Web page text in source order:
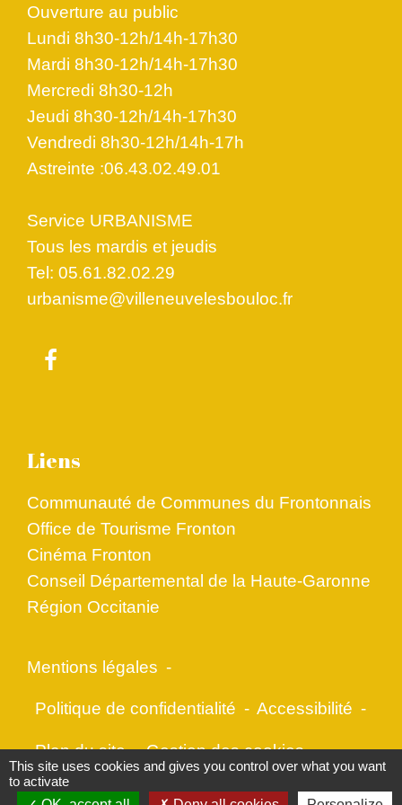
Ouverture au public
Lundi 8h30-12h/14h-17h30
Mardi 8h30-12h/14h-17h30
Mercredi 8h30-12h
Jeudi 8h30-12h/14h-17h30
Vendredi 8h30-12h/14h-17h
Astreinte :06.43.02.49.01
Service URBANISME
Tous les mardis et jeudis
Tel: 05.61.82.02.29
urbanisme@villeneuvelesbouloc.fr
Liens
Communauté de Communes du Frontonnais
Office de Tourisme Fronton
Cinéma Fronton
Conseil Départemental de la Haute-Garonne
Région Occitanie
Mentions légales -
Politique de confidentialité - Accessibilité -
Plan du site - Gestion des cookies
This site uses cookies and gives you control over what you want
to activate